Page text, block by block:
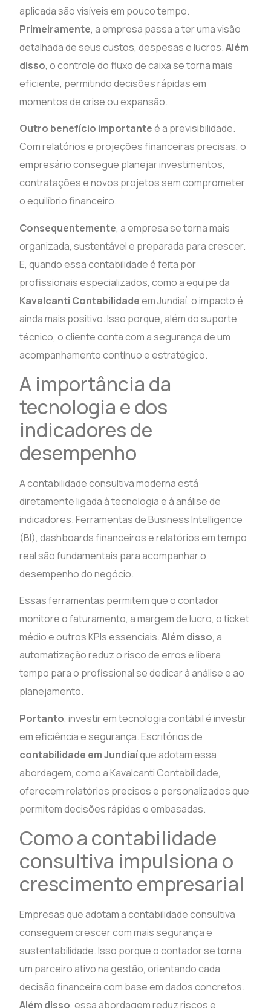
aplicada são visíveis em pouco tempo.
Primeiramente, a empresa passa a ter uma visão
detalhada de seus custos, despesas e lucros.Além
disso, o controle do fluxo de caixa se torna mais
eficiente, permitindo decisões rápidas em
momentos de crise ou expansão.
Outro benefício importanteé a previsibilidade.
Com relatórios e projeções financeiras precisas, o
empresário consegue planejar investimentos,
contratações e novos projetos sem comprometer
o equilíbrio financeiro.
Consequentemente, a empresa se torna mais
organizada, sustentável e preparada para crescer.
E, quando essa contabilidade é feita por
profissionais especializados, como a equipe da
Kavalcanti Contabilidadeem Jundiaí, o impacto é
ainda mais positivo. Isso porque, além do suporte
técnico, o cliente conta com a segurança de um
acompanhamento contínuo e estratégico.
A importância da
tecnologia e dos
indicadores de
desempenho
A contabilidade consultiva moderna está
diretamente ligada à tecnologia e à análise de
indicadores. Ferramentas de Business Intelligence
(BI), dashboards financeiros e relatórios em tempo
real são fundamentais para acompanhar o
desempenho do negócio.
Essas ferramentas permitem que o contador
monitore o faturamento, a margem de lucro, o ticket
médio e outros KPIs essenciais.Além disso, a
automatização reduz o risco de erros e libera
tempo para o profissional se dedicar à análise e ao
planejamento.
Portanto, investir em tecnologia contábil é investir
em eficiência e segurança. Escritórios de
contabilidade em Jundiaíque adotam essa
abordagem, como a Kavalcanti Contabilidade,
oferecem relatórios precisos e personalizados que
permitem decisões rápidas e embasadas.
Como a contabilidade
consultiva impulsiona o
crescimento empresarial
Empresas que adotam a contabilidade consultiva
conseguem crescer com mais segurança e
sustentabilidade. Isso porque o contador se torna
um parceiro ativo na gestão, orientando cada
decisão financeira com base em dados concretos.
Além disso , essa abordagem reduz riscos e